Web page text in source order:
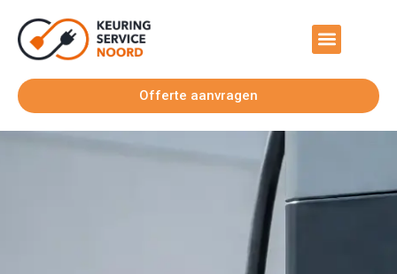
Offerte aanvragen